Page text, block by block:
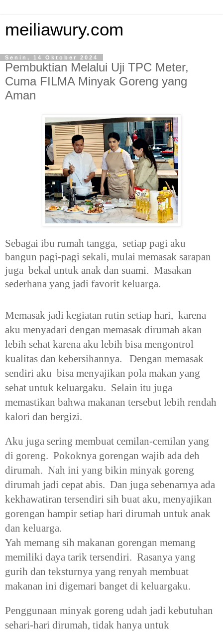
meiliawury.com
Senin, 14 Oktober 2024
Pembuktian Melalui Uji TPC Meter,
Cuma FILMA Minyak Goreng yang
Aman
Sebagai ibu rumah tangga, setiap pagi aku
bangun pagi-pagi sekali, mulai memasak sarapan
juga bekal untuk anak dan suami. Masakan
sederhana yang jadi favorit keluarga.
Memasak jadi kegiatan rutin setiap hari, karena
aku menyadari dengan memasak dirumah akan
lebih sehat karena aku lebih bisa mengontrol
kualitas dan kebersihannya. Dengan memasak
sendiri aku bisa menyajikan pola makan yang
sehat untuk keluargaku. Selain itu juga
memastikan bahwa makanan tersebut lebih rendah
kalori dan bergizi.
Aku juga sering membuat cemilan-cemilan yang
di goreng. Pokoknya gorengan wajib ada deh
dirumah. Nah ini yang bikin minyak goreng
dirumah jadi cepat abis. Dan juga sebenarnya ada
kekhawatiran tersendiri sih buat aku, menyajikan
gorengan hampir setiap hari dirumah untuk anak
dan keluarga.
Yah memang sih makanan gorengan memang
memiliki daya tarik tersendiri. Rasanya yang
gurih dan teksturnya yang renyah membuat
makanan ini digemari banget di keluargaku.
Penggunaan minyak goreng udah jadi kebutuhan
sehari-hari dirumah, tidak hanya untuk